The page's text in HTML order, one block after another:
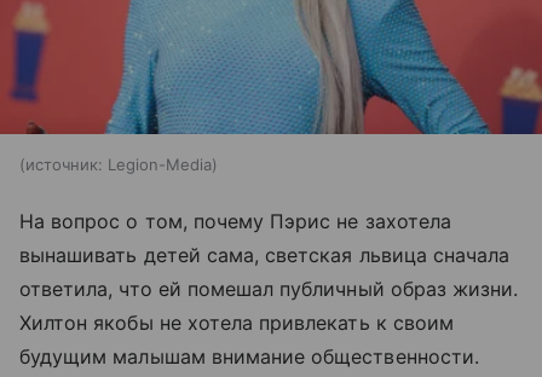
источник: Legion-Media
На вопрос о том, почему Пэрис не захотела
вынашивать детей сама, светская львица сначала
ответила, что ей помешал публичный образ жизни.
Хилтон якобы не хотела привлекать к своим
будущим малышам внимание общественности.